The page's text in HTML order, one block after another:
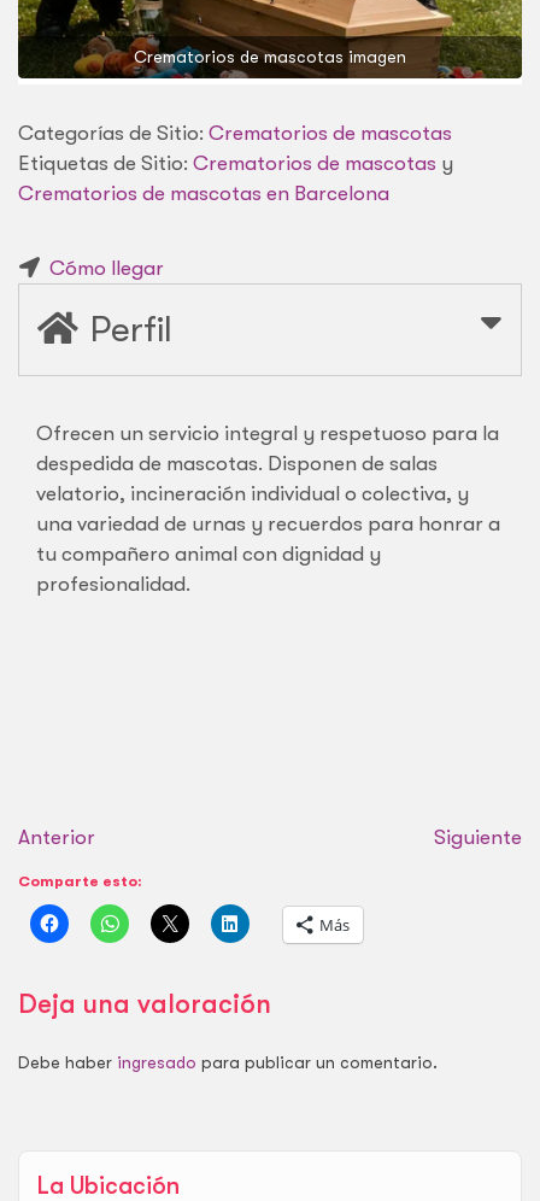
La Ubicación
Crematorios de mascotas imagen
Categorías de Sitio: Crematorios de mascotas
Etiquetas de Sitio: Crematorios de mascotas y
Crematorios de mascotas en Barcelona
Cómo llegar
Perfil
Ofrecen un servicio integral y respetuoso para la
despedida de mascotas. Disponen de salas
velatorio, incineración individual o colectiva, y
una variedad de urnas y recuerdos para honrar a
tu compañero animal con dignidad y
profesionalidad.
Anterior Siguiente
Comparte esto:
Más
Deja una valoración
Debe haber ingresado para publicar un comentario.